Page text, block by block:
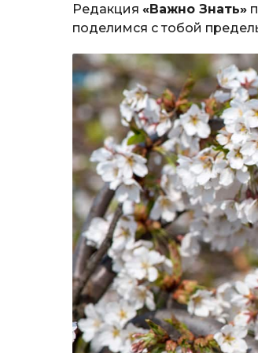
Редакция «Важно Знать»
поделимся с тобой